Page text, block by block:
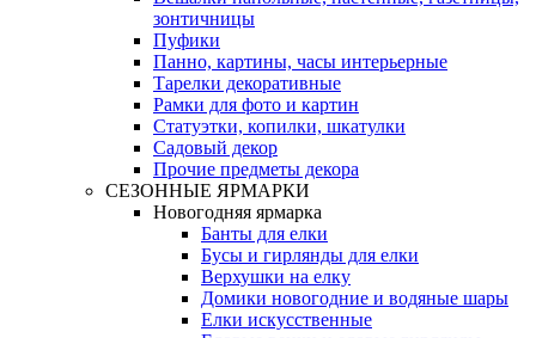
зонтичницы
Пуфики
Панно, картины, часы интерьерные
Тарелки декоративные
Рамки для фото и картин
Статуэтки, копилки, шкатулки
Садовый декор
Прочие предметы декора
СЕЗОННЫЕ ЯРМАРКИ
Новогодняя ярмарка
Банты для елки
Бусы и гирлянды для елки
Верхушки на елку
Домики новогодние и водяные шары
Елки искусственные